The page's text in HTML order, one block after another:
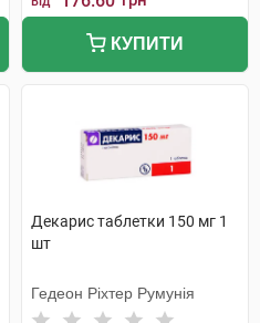
КУПИТИ
Декарис таблетки 150 мг 1
шт
Гедеон Ріхтер Румунія